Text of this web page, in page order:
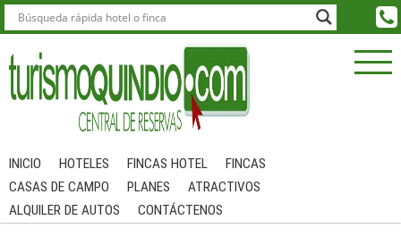
INICIO HOTELES FINCAS HOTEL
FINCAS
CASAS DE CAMPO
PLANES
ATRACTIVOS
ALQUILER DE AUTOS
CONTÁCTENOS